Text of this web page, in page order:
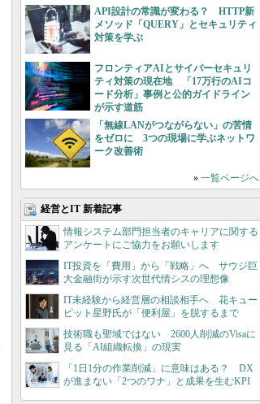
API設計の常識が変わる？ HTTP新
メソッド「QUERY」とセキュリティ
対策を学ぶ
フロンティアAIとサイバーセキュリ
ティ対策の現在地 「17万行のAIコ
ード分析」事例と公的ガイドライン
が示す道筋
「無線LANがつながらない」の苦情
をゼロに 3つの現場に学ぶネットワ
ーク改善術
» 一覧ページへ
経営とIT 新着記事
情報システム部門担当者のキャリアに関する
アンケートにご協力をお願いします
IT投資を「費用」から「戦略」へ サウジ巨
大金融街が示す次世代情シスの理想像
IT未経験から経営層の相談相手へ 花キュー
ピット星野氏が「便利屋」を脱するまで
技術職も聖域ではない 2600人削減のVisaに
見る「AI組織転換」の現実
「1日1分の作業削減」に意味はある？ DX
が進まない「2つのワナ」と成果を生むKPI